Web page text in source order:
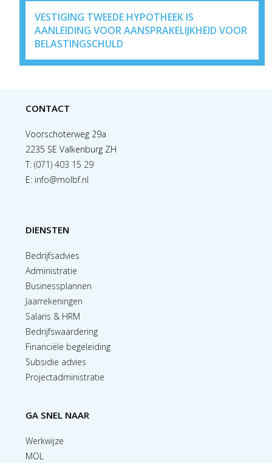
VESTIGING TWEEDE HYPOTHEEK IS
AANLEIDING VOOR AANSPRAKELIJKHEID VOOR
BELASTINGSCHULD
CONTACT
Voorschoterweg 29a
2235 SE Valkenburg ZH
T:(071) 403 15 29
E: info@molbf.nl
DIENSTEN
Bedrijfsadvies
Administratie
Businessplannen
Jaarrekeningen
Salaris & HRM
Bedrijfswaardering
Financiële begeleiding
Subsidie advies
Projectadministratie
GA SNEL NAAR
Werkwijze
MOL